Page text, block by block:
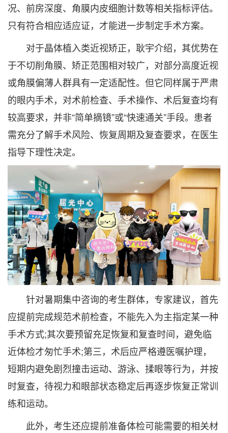
况、前房深度、角膜内皮细胞计数等相关指标评估。
只有符合相应适应证，才能进一步制定手术方案。
对于晶体植入类近视矫正，耿宇介绍，其优势在
于不切削角膜、矫正范围相对较广，对部分高度近视
或角膜偏薄人群具有一定适配性。但它同样属于严肃
的眼内手术，对术前检查、手术操作、术后复查均有
较高要求，并非“简单摘镜”或“快速通关”手段。患者
需充分了解手术风险、恢复周期及复查要求，在医生
指导下理性决定。
针对暑期集中咨询的考生群体，专家建议，首先
应提前完成规范术前检查，不能先入为主指定某一种
手术方式;其次要预留充足恢复和复查时间，避免临
近体检才匆忙手术;第三，术后应严格遵医嘱护理，
短期内避免剧烈撞击运动、游泳、揉眼等行为，并按
时复查，待视力和眼部状态稳定后再逐步恢复正常训
练和运动。
此外，考生还应提前准备体检可能需要的相关材